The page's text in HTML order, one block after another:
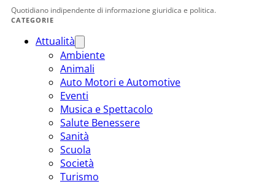
Quotidiano indipendente di informazione giuridica e politica.
CATEGORIE
Attualità
Ambiente
Animali
Auto Motori e Automotive
Eventi
Musica e Spettacolo
Salute Benessere
Sanità
Scuola
Società
Turismo